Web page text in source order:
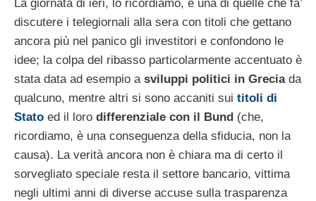
La giornata di ieri, lo ricordiamo, è una di quelle che fa’
discutere i telegiornali alla sera con titoli che gettano
ancora più nel panico gli investitori e confondono le
idee; la colpa del ribasso particolarmente accentuato è
stata data ad esempio a sviluppi politici in Greciada
qualcuno, mentre altri si sono accaniti sui titoli di
Stato ed il loro differenziale con il Bund (che,
ricordiamo, è una conseguenza della sfiducia, non la
causa). La verità ancora non è chiara ma di certo il
sorvegliato speciale resta il settore bancario, vittima
negli ultimi anni di diverse accuse sulla trasparenza